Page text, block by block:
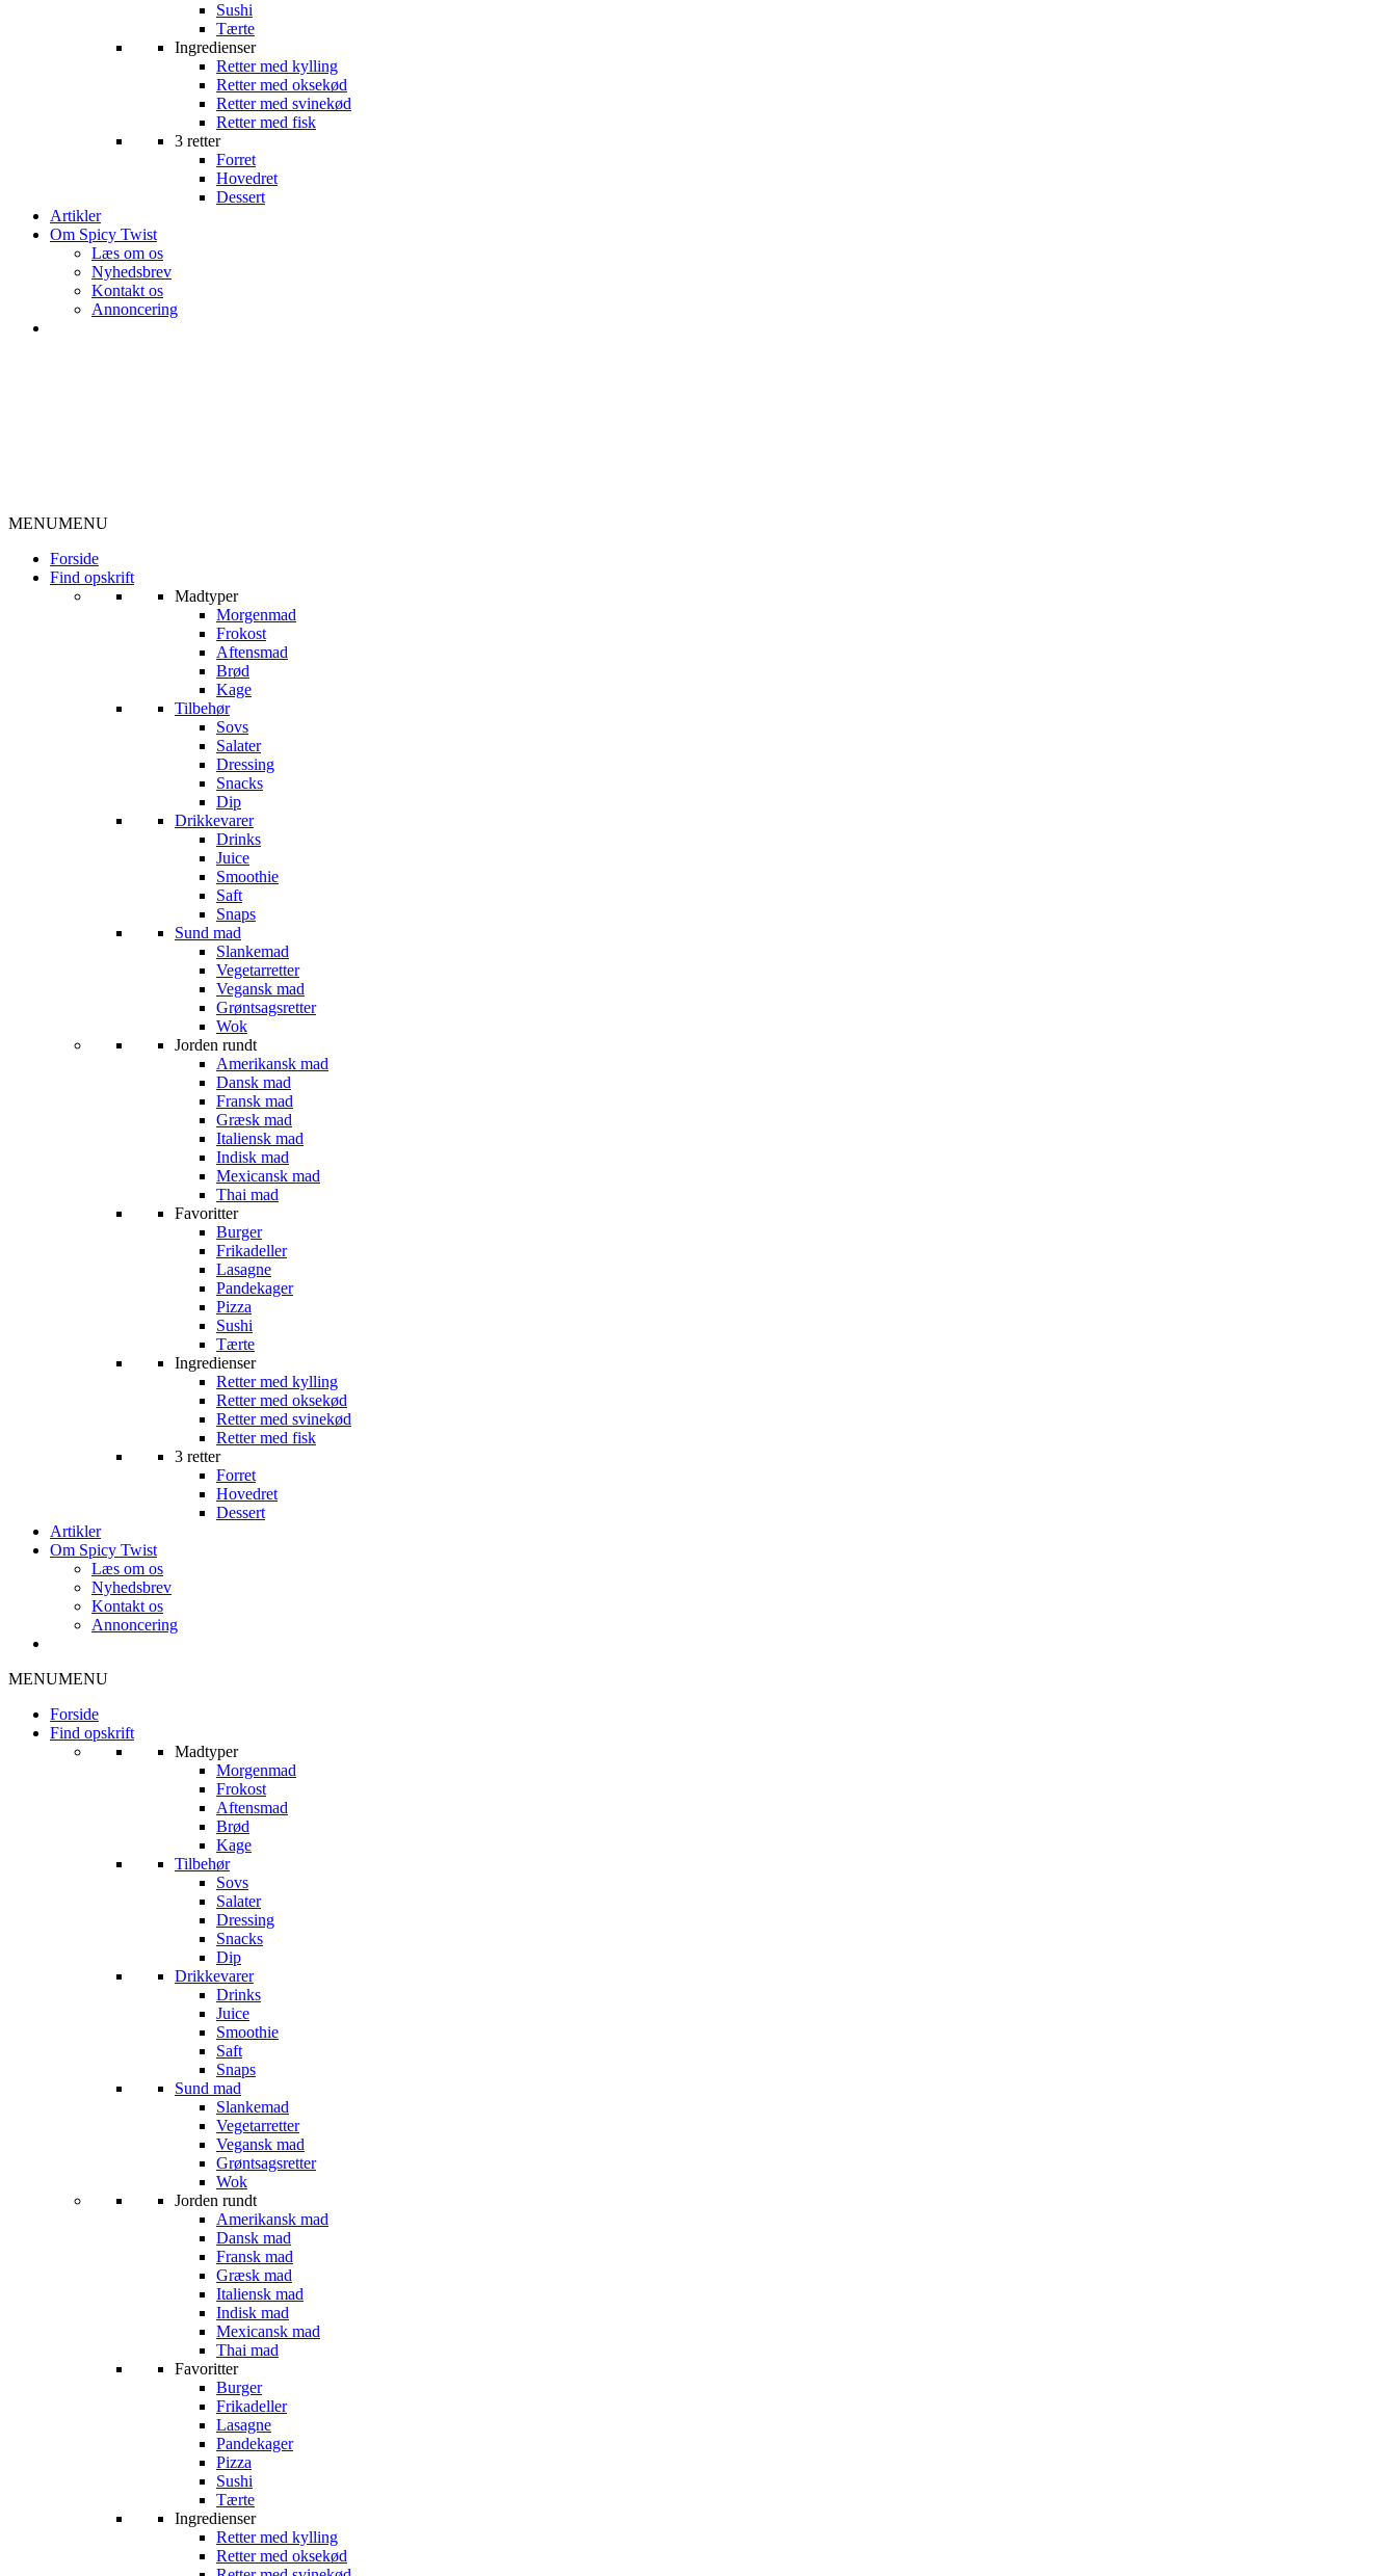
Sushi
Tærte
Ingredienser
Retter med kylling
Retter med oksekød
Retter med svinekød
Retter med fisk
3 retter
Forret
Hovedret
Dessert
Artikler
Om Spicy Twist
Læs om os
Nyhedsbrev
Kontakt os
Annoncering
MENUMENU
Forside
Find opskrift
Madtyper
Morgenmad
Frokost
Aftensmad
Brød
Kage
Tilbehør
Sovs
Salater
Dressing
Snacks
Dip
Drikkevarer
Drinks
Juice
Smoothie
Saft
Snaps
Sund mad
Slankemad
Vegetarretter
Vegansk mad
Grøntsagsretter
Wok
Jorden rundt
Amerikansk mad
Dansk mad
Fransk mad
Græsk mad
Italiensk mad
Indisk mad
Mexicansk mad
Thai mad
Favoritter
Burger
Frikadeller
Lasagne
Pandekager
Pizza
Sushi
Tærte
Ingredienser
Retter med kylling
Retter med oksekød
Retter med svinekød
Retter med fisk
3 retter
Forret
Hovedret
Dessert
Artikler
Om Spicy Twist
Læs om os
Nyhedsbrev
Kontakt os
Annoncering
MENUMENU
Forside
Find opskrift
Madtyper
Morgenmad
Frokost
Aftensmad
Brød
Kage
Tilbehør
Sovs
Salater
Dressing
Snacks
Dip
Drikkevarer
Drinks
Juice
Smoothie
Saft
Snaps
Sund mad
Slankemad
Vegetarretter
Vegansk mad
Grøntsagsretter
Wok
Jorden rundt
Amerikansk mad
Dansk mad
Fransk mad
Græsk mad
Italiensk mad
Indisk mad
Mexicansk mad
Thai mad
Favoritter
Burger
Frikadeller
Lasagne
Pandekager
Pizza
Sushi
Tærte
Ingredienser
Retter med kylling
Retter med oksekød